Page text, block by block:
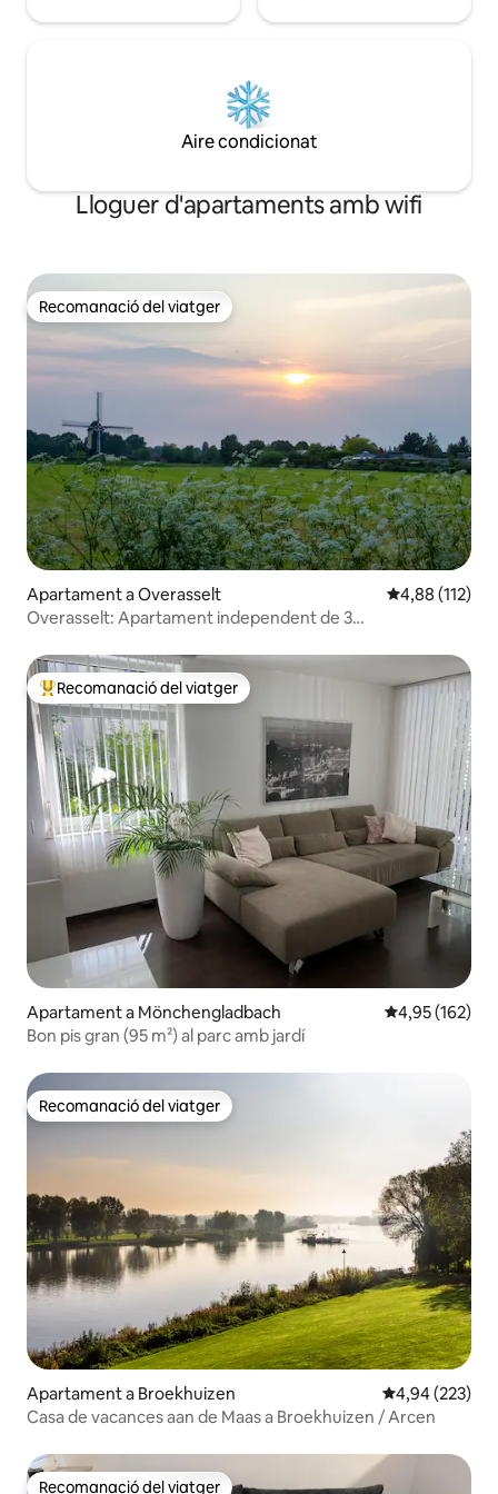
Aire condicionat
Lloguer d'apartaments amb wifi
Recomanació del viatger
Recomanació del viatger
Apartament a Overasselt 4,88 de
4,88 (112)
Overasselt: Apartament independent de 3
Principals recomanacions dels viatgers
Recomanació del viatger
Apartament a Mönchengladbach 4,95 de
4,95 (162)
Bon pis gran (95 m²) al parc amb jardí
Recomanació del viatger
Recomanació del viatger
Apartament a Broekhuizen 4,94 de
4,94 (223)
Casa de vacances aan de Maas a Broekhuizen / Arcen
Recomanació del viatger